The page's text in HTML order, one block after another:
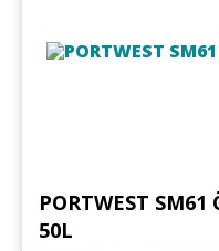
PORTWEST SM61
50L